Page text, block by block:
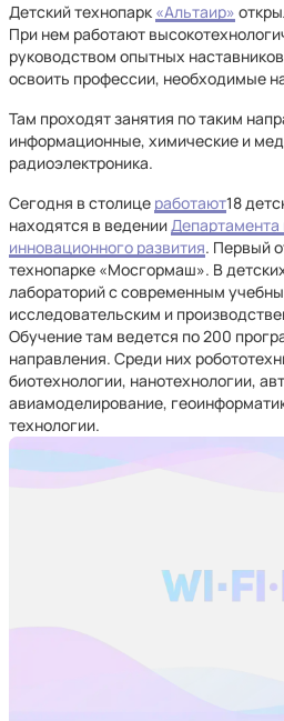
Детский технопарк «Альтаир»
При нем работают
руководством опытных
освоить профессии, необходимые
Там проходят занятия по таким
информационные, химические и
радиоэлектроника.
Сегодня в столице работают18
находятся в веденииДепартамента
инновационного развития. Первый
технопарке «Мосгормаш». В
лабораторий с современным
исследовательским и
Обучение там ведется по 200
направления. Среди них
биотехнологии, нанотехнологии,
авиамоделирование,
технологии.